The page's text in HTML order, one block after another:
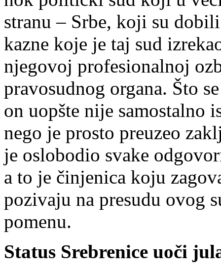
stranu – Srbe, koji su
kazne koje je taj sud
njegovoj profesionalnoj
pravosudnog organa. Što
on uopšte nije samostalno
nego je prosto preuzeo
je oslobodio svake
a to je činjenica koju
pozivaju na presudu ovog
pomenu.
Status Srebrenice uoči